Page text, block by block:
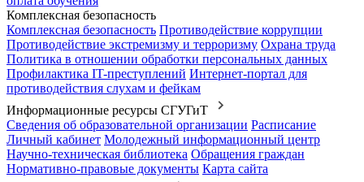
Комплексная безопасность
Комплексная безопасность Противодействие коррупции
Противодействие экстремизму и терроризму Охрана труда
Политика в отношении обработки персональных данных
Профилактика IT-преступлений Интернет-портал для
противодействия слухам и фейкам
Информационные ресурсы СГУГиТ
Сведения об образовательной организации Расписание
Личный кабинет Молодежный информационный центр
Научно-техническая библиотека Обращения граждан
Нормативно-правовые документы Карта сайта